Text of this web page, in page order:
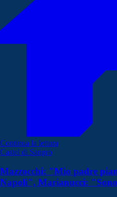
Continua la lettura
Castel di Sangro
Mazzocchi: "Mio padre
Napoli", Marianucci: